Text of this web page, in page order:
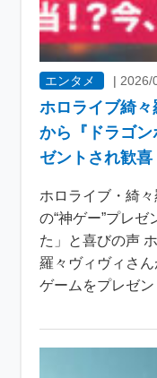
エンタメ | 2026/
ホロライブ綺
から『ドラゴ
ゼントされ歓喜
ホロライブ・綺
の“神ゲー”プレ
た」と喜びの声
羅々ヴィヴィさ
ゲームをプレゼ